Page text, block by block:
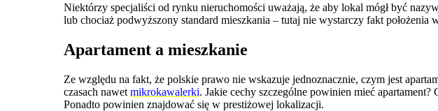
Niektórzy specjaliści od rynku nieruchomości uważają, że aby lokal mógł być
lub chociaż podwyższony standard mieszkania – tutaj nie wystarczy fakt
Apartament a mieszkanie
Ze względu na fakt, że polskie prawo nie wskazuje jednoznacznie, czym jest
czasach nawetmikrokawalerki. Jakie cechy szczególne powinien mieć
Ponadto powinien znajdować się w prestiżowej lokalizacji.